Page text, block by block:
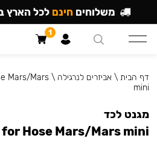
דף הבית \אביזרים לנרגילה \
Mars/Mars
mini
מגנט לכד
for Hose Mars/Mars mini
משלוחים חינם לכל הארץ
1